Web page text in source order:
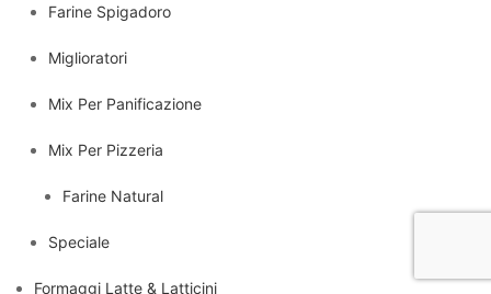
Farine Spigadoro
Miglioratori
Mix Per Panificazione
Mix Per Pizzeria
Farine Natural
Speciale
Formaggi Latte & Latticini